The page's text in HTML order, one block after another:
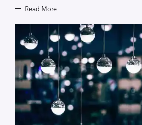
Read More